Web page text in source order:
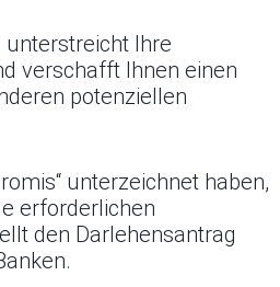
unterstreicht Ihre
verschafft Ihnen einen
potenziellen
unterzeichnet haben,
erforderlichen
den Darlehensantrag